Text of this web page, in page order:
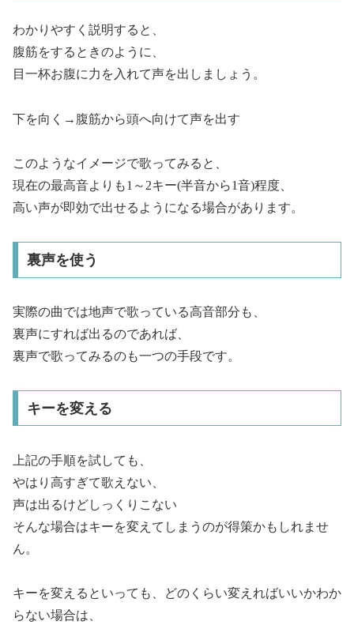
わかりやすく説明すると、
腹筋をするときのように、
目一杯お腹に力を入れて声を出しましょう。
下を向く→腹筋から頭へ向けて声を出す
このようなイメージで歌ってみると、
現在の最高音よりも1～2キー(半音から1音)程度、
高い声が即効で出せるようになる場合があります。
裏声を使う
実際の曲では地声で歌っている高音部分も、
裏声にすれば出るのであれば、
裏声で歌ってみるのも一つの手段です。
キーを変える
上記の手順を試しても、
やはり高すぎて歌えない、
声は出るけどしっくりこない
そんな場合はキーを変えてしまうのが得策かもしれませ
ん。
キーを変えるといっても、どのくらい変えればいいかわか
らない場合は、